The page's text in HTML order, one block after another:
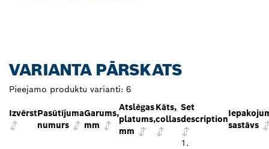
VARIANTA PĀRSKATS
Pieejamo produktu varianti: 6
IzvērstPasūtījuma
numurs
Garums,
mm
Atslēgas
platums,
mm
Kāts,
collas
Set
description
sastāvs
1.